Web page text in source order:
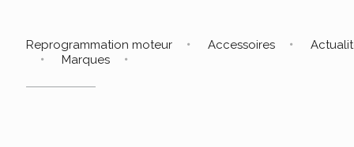
Reprogrammation moteur Accessoires
Marques